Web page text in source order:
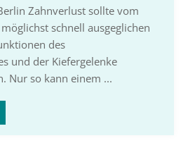
Zahnverlust sollte vom
schnell ausgeglichen
des
und der Kiefergelenke
Nur so kann einem ...